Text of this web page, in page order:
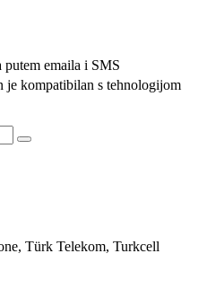
putem emaila i SMS
je kompatibilan s tehnologijom
Türk Telekom, Turkcell